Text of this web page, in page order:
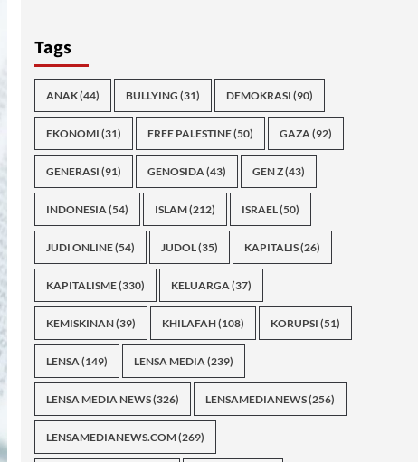
Tags
ANAK(44) BULLYING (31) DEMOKRASI (90)
EKONOMI (31) FREE PALESTINE(50) GAZA(92)
GENERASI (91) GENOSIDA(43) GEN Z(43)
INDONESIA(54) ISLAM(212) ISRAEL(50)
JUDI ONLINE(54) JUDOL(35) KAPITALIS(26)
KAPITALISME(330) KELUARGA(37)
KEMISKINAN(39) KHILAFAH(108) KORUPSI (51)
LENSA(149) LENSA MEDIA(239)
LENSA MEDIA NEWS(326) LENSAMEDIANEWS(256)
LENSAMEDIANEWS.COM(269)